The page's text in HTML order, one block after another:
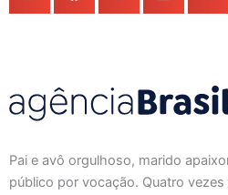
Pai e avô orgulhoso, marido
público por vocação. Quatro